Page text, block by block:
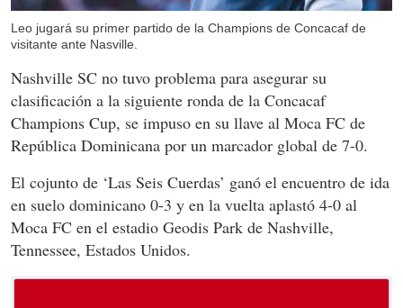
Leo jugará su primer partido de la Champions de Concacaf de
visitante ante Nasville.
Nashville SC no tuvo problema para asegurar su
clasificación a la siguiente ronda de la Concacaf
Champions Cup, se impuso en su llave al Moca FC de
República Dominicana por un marcador global de 7-0.
El cojunto de ‘Las Seis Cuerdas’ ganó el encuentro de ida
en suelo dominicano 0-3 y en la vuelta aplastó 4-0 al
Moca FC en el estadio Geodis Park de Nashville,
Tennessee, Estados Unidos.